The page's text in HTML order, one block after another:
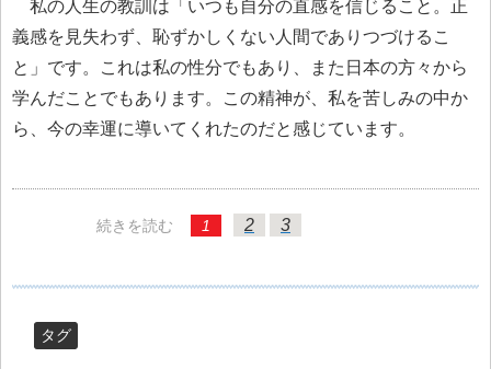
私の人生の教訓は「いつも自分の直感を信じること。正
義感を見失わず、恥ずかしくない人間でありつづけるこ
と」です。これは私の性分でもあり、また日本の方々から
学んだことでもあります。この精神が、私を苦しみの中か
ら、今の幸運に導いてくれたのだと感じています。
続きを読む 1 2 3
タグ